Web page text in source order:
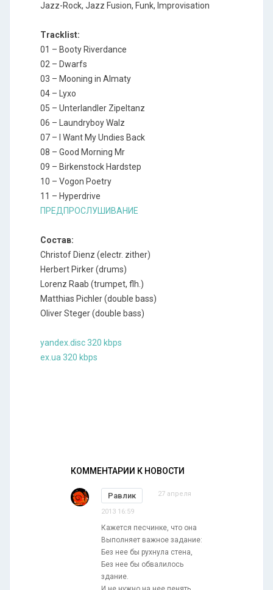
Jazz-Rock, Jazz Fusion, Funk, Improvisation
Tracklist:
01 – Booty Riverdance
02 – Dwarfs
03 – Mooning in Almaty
04 – Lyxo
05 – Unterlandler Zipeltanz
06 – Laundryboy Walz
07 – I Want My Undies Back
08 – Good Morning Mr
09 – Birkenstock Hardstep
10 – Vogon Poetry
11 – Hyperdrive
ПРЕДПРОСЛУШИВАНИЕ
Состав:
Christof Dienz (electr. zither)
Herbert Pirker (drums)
Lorenz Raab (trumpet, flh.)
Matthias Pichler (double bass)
Oliver Steger (double bass)
yandex.disc 320 kbps
ex.ua 320 kbps
КОММЕНТАРИИ К НОВОСТИ
Равлик 27 апреля
2013 16:59
Кажется песчинке, что она
Выполняет важное задание:
Без нее бы рухнула стена,
Без нее бы обвалилось
здание.